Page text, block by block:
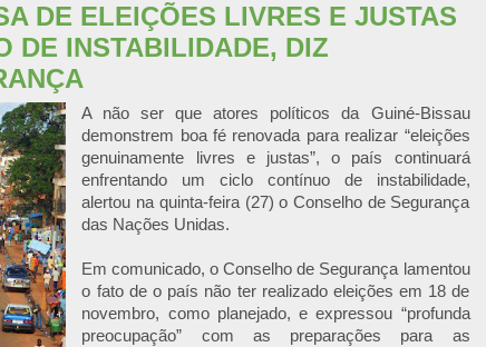
DE ELEIÇÕES LIVRES E JUSTAS
DE INSTABILIDADE, DIZ
A não ser que atores políticos da Guiné-Bissau
demonstrem boa fé renovada para realizar “eleições
genuinamente livres e justas”, o país continuará
enfrentando um ciclo contínuo de instabilidade,
alertou na quinta-feira (27) o Conselho de Segurança
das Nações Unidas.
Em comunicado, o Conselho de Segurança lamentou
o fato de o país não ter realizado eleições em 18 de
novembro, como planejado, e expressou “profunda
preocupação” com as preparações para as